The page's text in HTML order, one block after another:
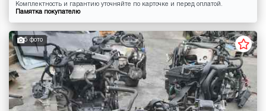
Комплектность и гарантию уточняйте по карточке и перед оплатой.
Памятка покупателю
5 фото